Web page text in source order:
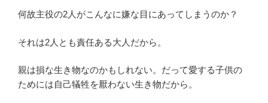
想
の
ッ
コ
何故主役の2人がこんなに嫌な目にあってしまうのか？
それは2人とも責任ある大人だから。
親は損な生き物なのかもしれない。だって愛する子供の
ためには自己犠牲を厭わない生き物だから。